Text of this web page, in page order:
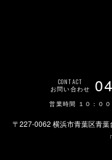
CONTACT
お問い合わせ
営業時間 １０：０
〒227-0062 横浜市青葉区青